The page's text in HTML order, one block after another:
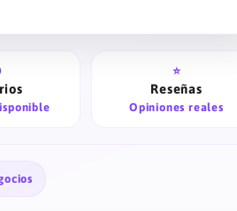
⭐
Reseñas
Opiniones reales